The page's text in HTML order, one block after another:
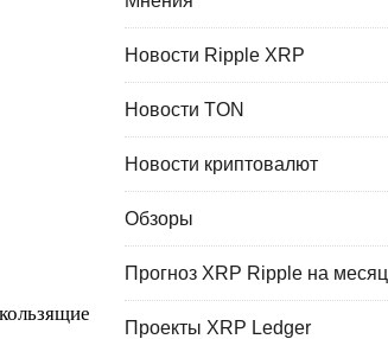
Новости Ripple XRP
Новости TON
Новости криптовалют
Обзоры
Прогноз XRP Ripple на месяц
Проекты XRP Ledger